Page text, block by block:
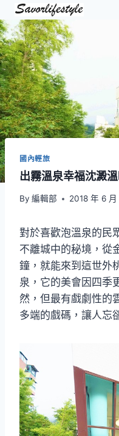
Skip
to
content
國內輕旅
出霧溫泉幸福沈澱
By 編輯部 2018 年 6 月
對於喜歡泡溫泉的民
不離城中的秘境，從
鐘，就能來到這世外
泉，它的美會因四季
然，但最有戲劇性的
多端的戲碼，讓人忘